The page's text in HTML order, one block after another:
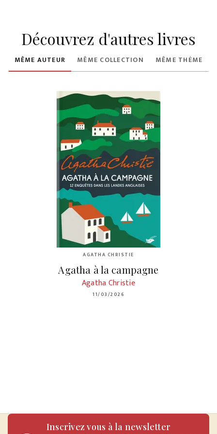
Découvrez d'autres livres
MÊME AUTEUR MÊME COLLECTION MÊME THÈME
AGATHA CHRISTIE
Agatha à la campagne
Agatha Christie
11/03/2026
Inscrivez vous à la newsletter